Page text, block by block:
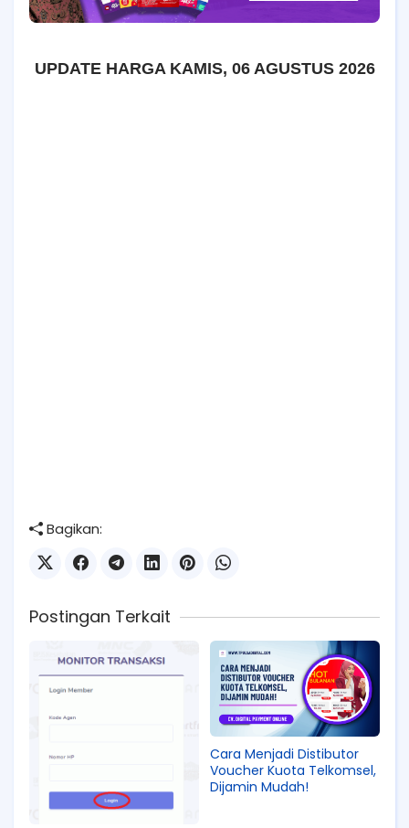
UPDATE HARGA KAMIS, 06 AGUSTUS 2026
Bagikan:
Postingan Terkait
Cara Menjadi Distibutor
Voucher Kuota Telkomsel,
Dijamin Mudah!